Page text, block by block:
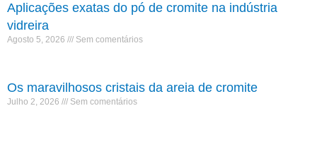
Aplicações exatas do pó de cromite na indústria
vidreira
Agosto 5, 2026 Sem comentários
Os maravilhosos cristais da areia de cromite
Julho 2, 2026 Sem comentários